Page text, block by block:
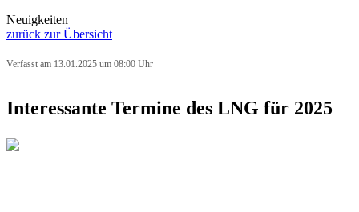
Neuigkeiten
zurück zur Übersicht
Verfasst am 13.01.2025 um 08:00 Uhr
Interessante Termine des LNG für 2025